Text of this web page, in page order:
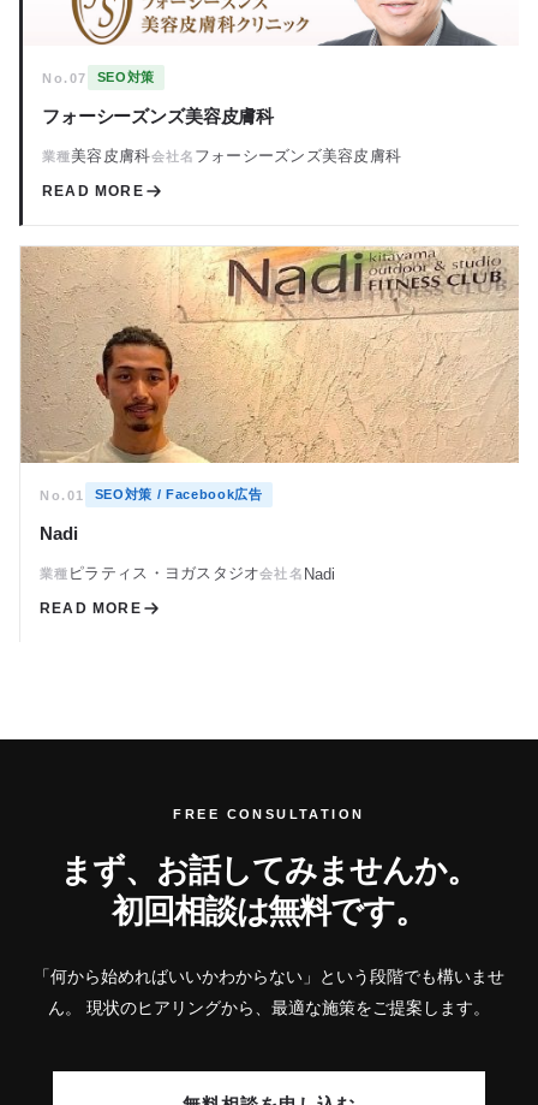
No.07 SEO対策
フォーシーズンズ美容皮膚科
業種美容皮膚科会社名 フォーシーズンズ美容皮膚科
READ MORE
No.01 SEO対策 / Facebook広告
Nadi
業種 ピラティス・ヨガスタジオ会社名 Nadi
READ MORE
FREE CONSULTATION
まず、お話してみませんか。
初回相談は無料です。
「何から始めればいいかわからない」という段階でも構いませ
ん。
現状のヒアリングから、最適な施策をご提案します。